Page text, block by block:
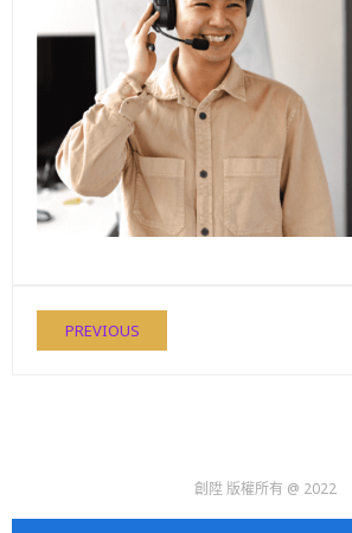
PREVIOUS
創陞 版權所有 @ 2022